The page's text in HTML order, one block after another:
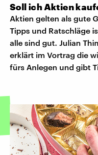
Soll ich Aktien
Aktien gelten als gute
Tipps und Ratschläge
alle sind gut. Julian
erklärt im Vortrag die
fürs Anlegen und gibt